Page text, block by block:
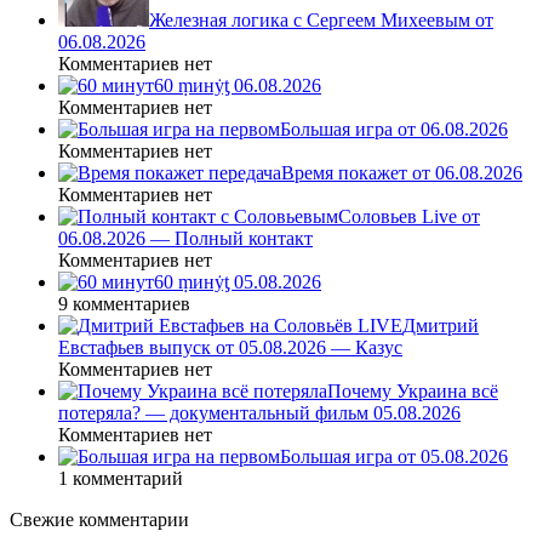
Железная логика с Сергеем Михеевым от
06.08.2026
Комментариев нет
60 ṃинẏƫ 06.08.2026
Комментариев нет
Большая игра от 06.08.2026
Комментариев нет
Время покажет от 06.08.2026
Комментариев нет
Соловьев Live от
06.08.2026 — Полный контакт
Комментариев нет
60 ṃинẏƫ 05.08.2026
9 комментариев
Дмитрий
Евстафьев выпуск от 05.08.2026 — Казус
Комментариев нет
Почему Украина всё
потеряла? — документальный фильм 05.08.2026
Комментариев нет
Большая игра от 05.08.2026
1 комментарий
Свежие комментарии